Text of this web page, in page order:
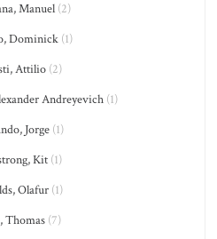
Manuel(2)
Dominick (1)
Attilio(2)
Andreyevich(1)
Jorge (1)
Kit (1)
Olafur(1)
Thomas (7)